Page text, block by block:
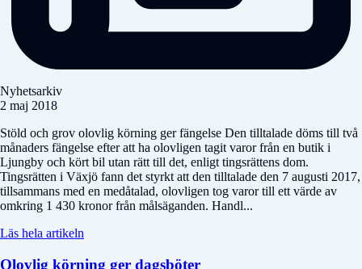
Nyhetsarkiv
2 maj 2018
Stöld och grov olovlig körning ger fängelse Den tilltalade döms till två
månaders fängelse efter att ha olovligen tagit varor från en butik i
Ljungby och kört bil utan rätt till det, enligt tingsrättens dom.
Tingsrätten i Växjö fann det styrkt att den tilltalade den 7 augusti 2017,
tillsammans med en medåtalad, olovligen tog varor till ett värde av
omkring 1 430 kronor från målsäganden. Handl...
Läs hela artikeln
Olovlig körning ger dagsböter